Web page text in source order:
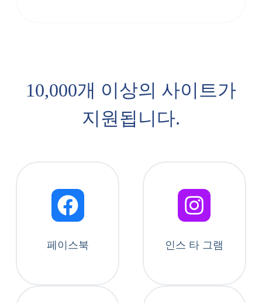
10,000개 이상의 사이트가
지원됩니다.​
페이스북 인스 타 그램